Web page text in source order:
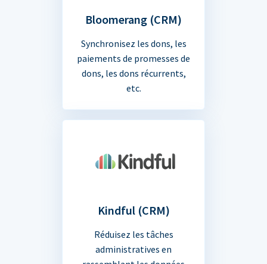
Bloomerang (CRM)
Synchronisez les dons, les
paiements de promesses de
dons, les dons récurrents,
etc.
Kindful (CRM)
Réduisez les tâches
administratives en